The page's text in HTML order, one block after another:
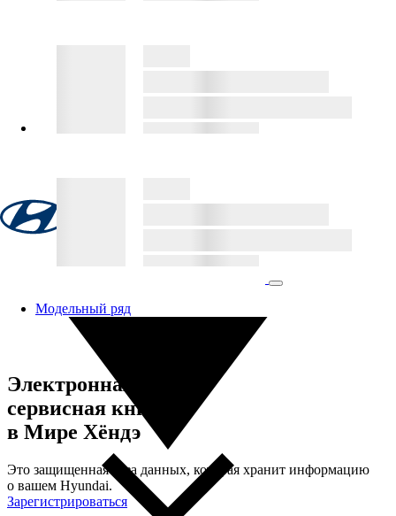
Модельный ряд
Электронная
сервисная книжка
в Мире Хёндэ
Это защищенная база данных, которая хранит информацию
о вашем Hyundai.
Зарегистрироваться